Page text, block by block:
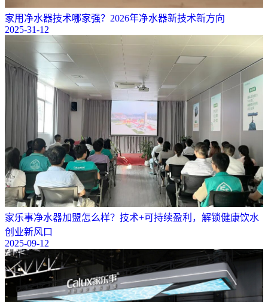
家用净水器技术哪家强？2026年净水器新技术新方向
2025-31-12
​家乐事净水器加盟怎么样？技术+可持续盈利，解锁健康饮水
创业新风口
2025-09-12